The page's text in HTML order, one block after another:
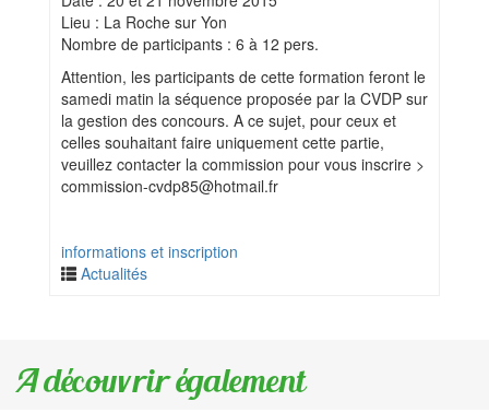
Lieu : La Roche sur Yon
Nombre de participants : 6 à 12 pers.
Attention, les participants de cette formation feront le
samedi matin la séquence proposée par la CVDP sur
la gestion des concours. A ce sujet, pour ceux et
celles souhaitant faire uniquement cette partie,
veuillez contacter la commission pour vous inscrire >
commission-cvdp85@hotmail.fr
informations et inscription
Actualités
A découvrir également